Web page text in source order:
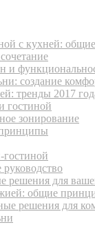
с кухней:
и
создание
тренды 2017
гостиной
зонирование
решения для
общие
решения для